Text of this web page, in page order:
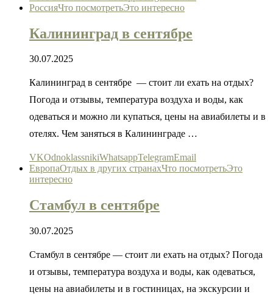
РоссияЧто посмотретьЭто интересно
Калининград в сентябре
30.07.2025
Калининград в сентябре — стоит ли ехать на отдых?
Погода и отзывы, температура воздуха и воды, как
одеваться и можно ли купаться, цены на авиабилеты и в
отелях. Чем заняться в Калининграде …
VKOdnoklassnikiWhatsappTelegramEmail
ЕвропаОтдых в других странахЧто посмотретьЭто
интересно
Стамбул в сентябре
30.07.2025
Стамбул в сентябре — стоит ли ехать на отдых? Погода
и отзывы, температура воздуха и воды, как одеваться,
цены на авиабилеты и в гостиницах, на экскурсии и